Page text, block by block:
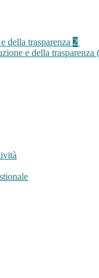
della trasparenza 2
e della trasparenza